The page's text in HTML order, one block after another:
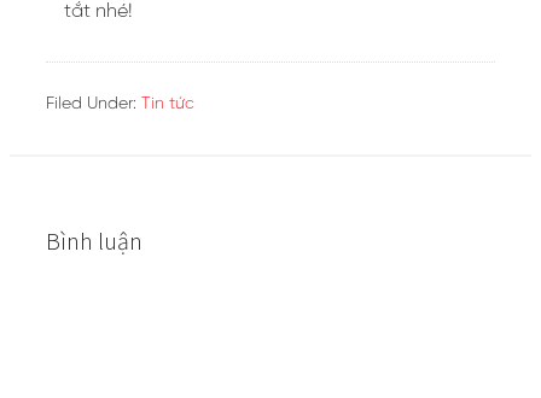
tắt nhé!
Filed Under: Tin tức
Bình luận